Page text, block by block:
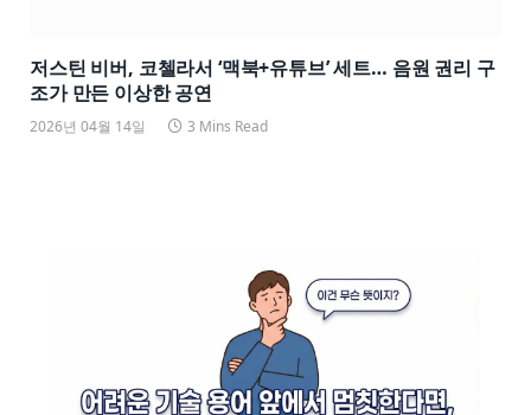
저스틴 비버, 코첼라서 ‘맥북+유튜브’ 세트… 음원 권리 구
조가 만든 이상한 공연
2026년 04월 14일 3 Mins Read